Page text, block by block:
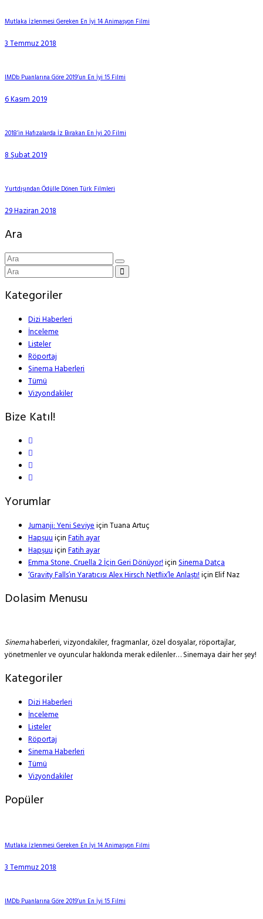
Mutlaka İzlenmesi Gereken En İyi 14 Animasyon Filmi
3 Temmuz 2018
IMDb Puanlarına Göre 2019’un En İyi 15 Filmi
6 Kasım 2019
2018’in Hafızalarda İz Bırakan En İyi 20 Filmi
8 Şubat 2019
Yurtdışından Ödülle Dönen Türk Filmleri
29 Haziran 2018
Ara
Kategoriler
Dizi Haberleri
İnceleme
Listeler
Röportaj
Sinema Haberleri
Tümü
Vizyondakiler
Bize Katıl!
Yorumlar
Jumanji: Yeni SeviyeiçinTuana Artuç
HapşuuiçinFatih ayar
HapşuuiçinFatih ayar
Emma Stone, Cruella 2 İçin Geri Dönüyor!içinSinema Datça
‘Gravity Falls’ın Yaratıcısı Alex Hirsch Netflix’le Anlaştı!içinElif Naz
Dolasim Menusu
Sinemahaberleri, vizyondakiler, fragmanlar, özel dosyalar, röportajlar,
yönetmenler ve oyuncular hakkında merak edilenler… Sinemaya dair her şey!
Kategoriler
Dizi Haberleri
İnceleme
Listeler
Röportaj
Sinema Haberleri
Tümü
Vizyondakiler
Popüler
Mutlaka İzlenmesi Gereken En İyi 14 Animasyon Filmi
3 Temmuz 2018
IMDb Puanlarına Göre 2019’un En İyi 15 Filmi